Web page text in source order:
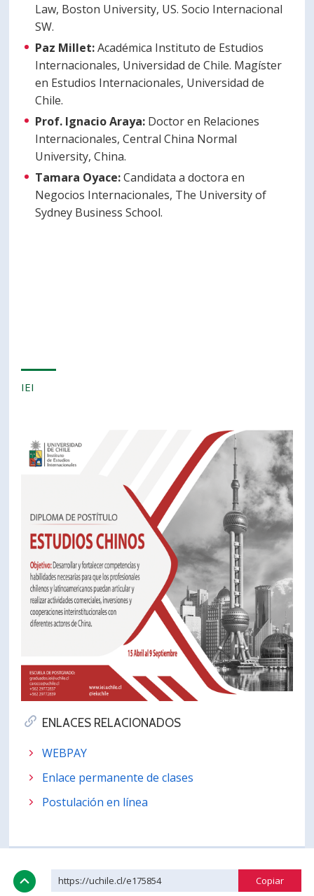
ENLACES RELACIONADOS
WEBPAY
Enlace permanente de clases
Postulación en línea
Law, Boston University, US. Socio Internacional
SW.
Paz Millet:Académica Instituto de Estudios
Internacionales, Universidad de Chile. Magíster
en Estudios Internacionales, Universidad de
Chile.
Prof. Ignacio Araya: Doctor en Relaciones
Internacionales, Central China Normal
University, China.
Tamara Oyace:Candidata a doctora en
Negocios Internacionales, The University of
Sydney Business School.
IEI
https://uchile.cl/e175854